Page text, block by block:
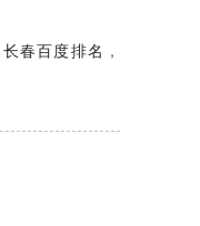
长春百度排名 ，